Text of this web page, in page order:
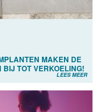
MAKEN DE
BIJ TOT VERKOELING!
LEES MEER